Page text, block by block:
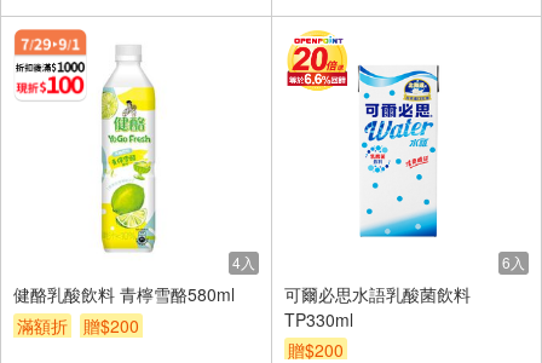
4入
健酪乳酸飲料 青檸雪酪580ml
滿額折
贈$200
6入
可爾必思水語乳酸菌飲料
TP330ml
贈$200